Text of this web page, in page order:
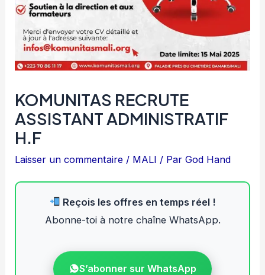
KOMUNITAS RECRUTE
ASSISTANT ADMINISTRATIF
H.F
Laisser un commentaire / MALI / ParGod Hand
Reçois les offres en temps réel !
Abonne-toi à notre chaîne WhatsApp.
S’abonner sur WhatsApp